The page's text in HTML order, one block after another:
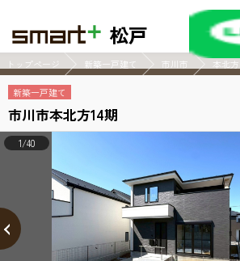
松戸
トップページ 新築一戸建て 市川市 本北方
新築一戸建て
市川市本北方14期
1/40